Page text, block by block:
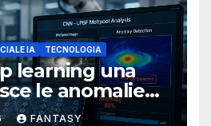
IA TECNOLOGIA
learning una
le anomalie
fusione
FANTASY